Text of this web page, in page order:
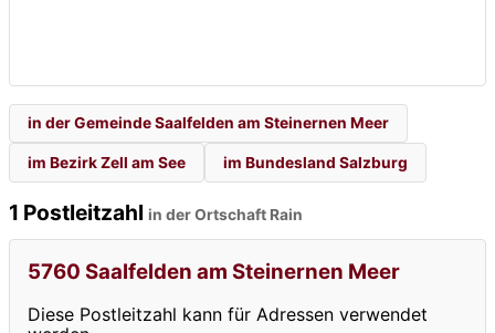
in der Gemeinde Saalfelden am Steinernen Meer
im Bezirk Zell am See im Bundesland Salzburg
1 Postleitzahl in der Ortschaft Rain
5760 Saalfelden am Steinernen Meer
Diese Postleitzahl kann für Adressen verwendet